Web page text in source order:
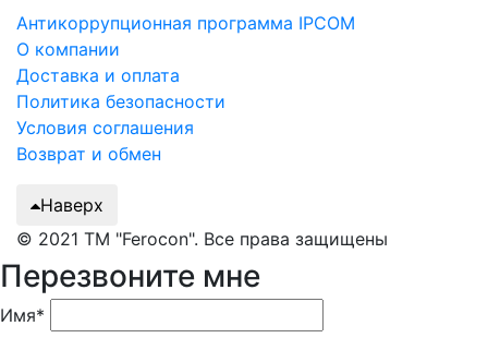
Антикоррупционная программа IPCOM
О компании
Доставка и оплата
Политика безопасности
Условия соглашения
Возврат и обмен
Наверх
© 2021 ТМ "Ferocon". Все права защищены
Перезвоните мне
Имя*